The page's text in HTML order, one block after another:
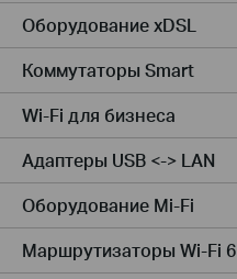
Оборудование xDSL
Коммутаторы Smart
Wi-Fi для бизнеса
Адаптеры USB <-> LAN
Оборудование Mi-Fi
Маршрутизаторы Wi-Fi 6